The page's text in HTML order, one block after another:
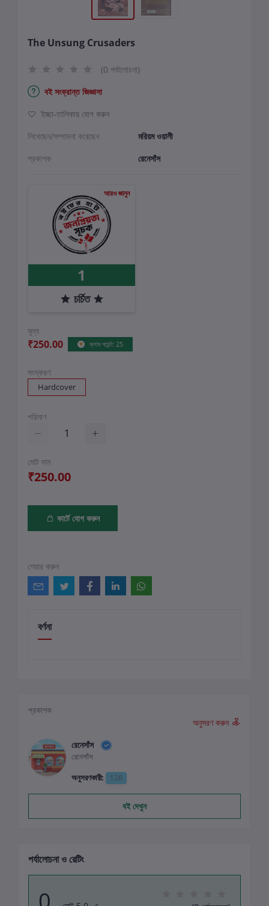
The Unsung Crusaders
(0 পর্যালোচনা)
বই সংক্রান্ত জিজ্ঞাসা
ইচ্ছা-তালিকায় যোগ করুন
লিখেছেন/সম্পাদনা করেছেন
মরিয়ম ওয়ালী
প্রকাশক
রেনেসাঁস
আরও জানুন
1
চর্চিত
মূল্য
₹250.00 ক্লাব পয়েন্ট: 25
সংস্করণ
Hardcover
পরিমাণ
মোট দাম
₹250.00
কার্টে যোগ করুন
শেয়ার করুন
বর্ণনা
প্রকাশক
অনুসরণ করুন
রেনেসাঁস
রেনেসাঁস
অনুসরণকারী:
126
বই দেখুন
পর্যালোচনা ও রেটিং